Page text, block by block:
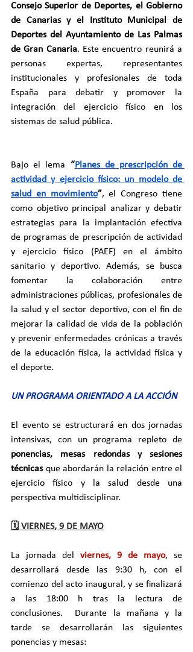
Consejo Superior de Deportes, el Gobierno
de Canarias y el Instituto Municipal de
Deportes del Ayuntamiento de Las Palmas
de Gran Canaria. Este encuentro reunirá a
personas expertas, representantes
institucionales y profesionales de toda
España para debatir y promover la
integración del ejercicio físico en los
sistemas de salud pública.
Bajo el lema “Planes de prescripción de
actividad y ejercicio físico: un modelo de
salud en movimiento”, el Congreso tiene
como objetivo principal analizar y debatir
estrategias para la implantación efectiva
de programas de prescripción de actividad
y ejercicio físico (PAEF) en el ámbito
sanitario y deportivo. Además, se busca
fomentar la colaboración entre
administraciones públicas, profesionales de
la salud y el sector deportivo, con el fin de
mejorar la calidad de vida de la población
y prevenir enfermedades crónicas a través
de la educación física, la actividad física y
el deporte.
UN PROGRAMA ORIENTADO A LA ACCIÓN
El evento se estructurará en dos jornadas
ponencias, mesas redondas y sesiones
técnicas que abordarán la relación entre el
ejercicio físico y la salud desde una
perspectiva multidisciplinar.
🗓️ VIERNES, 9 DE MAYO
La jornada del viernes, 9 de mayo, se
desarrollará desde las 9:30 h, con el
comienzo del acto inaugural, y se finalizará
a las 18:00 h tras la lectura de
conclusiones.  Durante la mañana y la
tarde se desarrollarán las siguientes
ponencias y mesas: